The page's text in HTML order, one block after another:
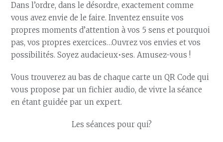
Dans l’ordre, dans le désordre, exactement comme
vous avez envie de le faire. Inventez ensuite vos
propres moments d’attention à vos 5 sens et pourquoi
pas, vos propres exercices…Ouvrez vos envies et vos
possibilités. Soyez audacieux•ses. Amusez-vous !
Vous trouverez au bas de chaque carte un QR Code qui
vous propose par un fichier audio, de vivre la séance
en étant guidée par un expert.
Les séances pour qui?